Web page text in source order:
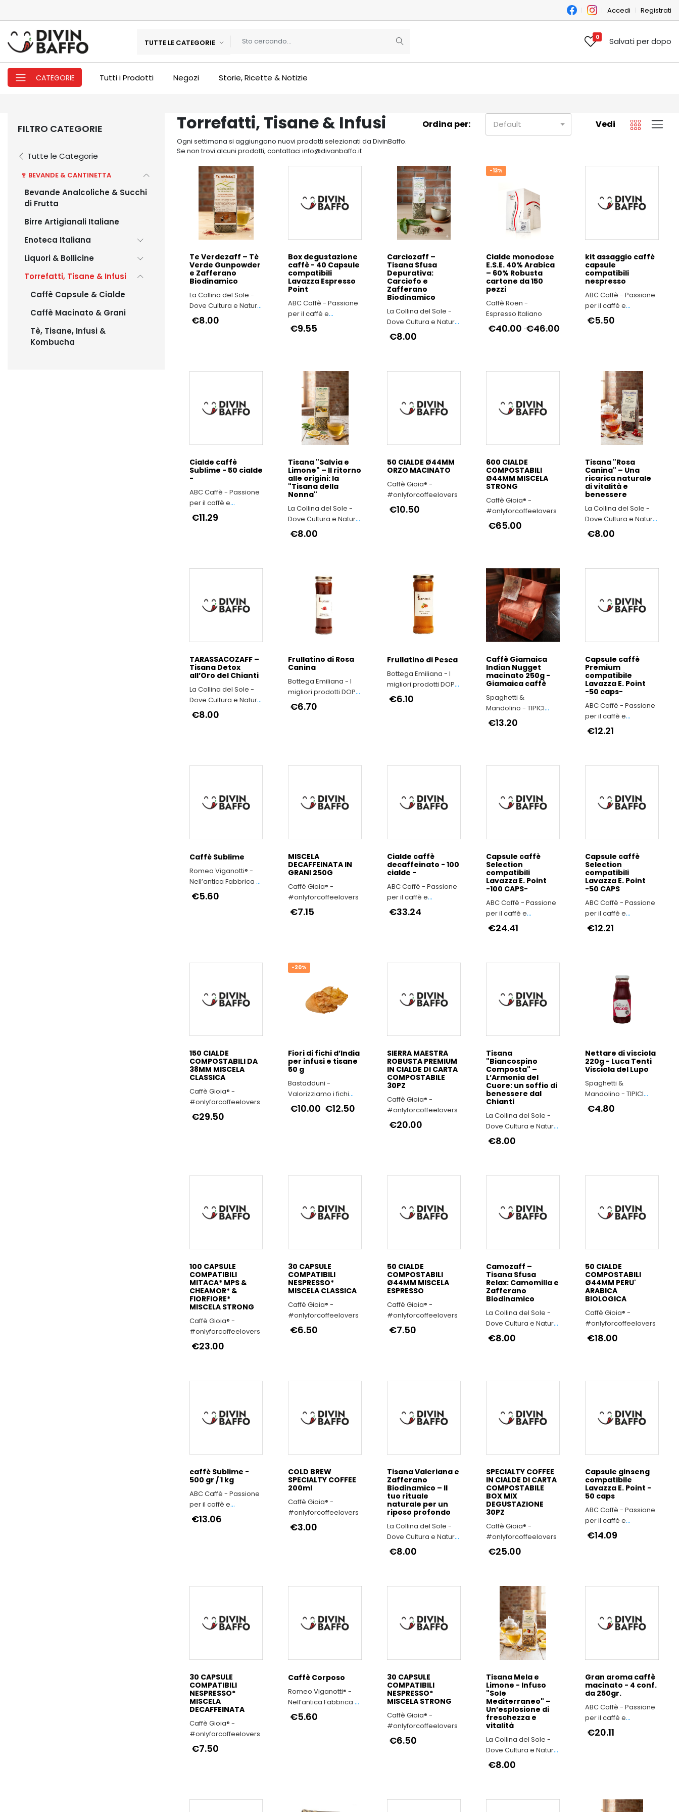
Accedi Registrati
TUTTE LE CATEGORIE
0 Salvati per dopo
CATEGORIE Tutti i Prodotti Negozi Storie, Ricette & Notizie
FILTRO CATEGORIE
Tutte le Categorie
🍷 BEVANDE & CANTINETTA
Bevande Analcoliche & Succhi
di Frutta
Birre Artigianali Italiane
Enoteca Italiana
Liquori & Bollicine
Torrefatti, Tisane & Infusi
Caffè Capsule & Cialde
Caffè Macinato & Grani
Tè, Tisane, Infusi &
Kombucha
Torrefatti, Tisane & Infusi
Ogni settimana si aggiungono nuovi prodotti selezionati da DivinBaffo.
Se non trovi alcuni prodotti, contattaci info@divanbaffo.it
Ordina per: Default Vedi
Te Verdezaff – Tè
Verde Gunpowder
e Zafferano
Biodinamico
La Collina del Sole -
Dove Cultura e Natura
si fondono
€8.00
Box degustazione
caffè - 40 Capsule
compatibili
Lavazza Espresso
Point
ABC Caffè - Passione
per il caffè e
dedizione alla qualità
€9.55
Carciozaff –
Tisana Sfusa
Depurativa:
Carciofo e
Zafferano
Biodinamico
La Collina del Sole -
Dove Cultura e Natura
si fondono
€8.00
-13%
Cialde monodose
E.S.E. 40% Arabica
– 60% Robusta
cartone da 150
pezzi
Caffè Roen -
Espresso Italiano
€46.00
€40.00
kit assaggio caffè
capsule
compatibili
nespresso
ABC Caffè - Passione
per il caffè e
dedizione alla qualità
€5.50
Cialde caffè
Sublime - 50 cialde
-
ABC Caffè - Passione
per il caffè e
dedizione alla qualità
€11.29
Tisana "Salvia e
Limone" – Il ritorno
alle origini: la
"Tisana della
Nonna"
La Collina del Sole -
Dove Cultura e Natura
si fondono
€8.00
50 CIALDE Ø44MM
ORZO MACINATO
Caffè Gioia® -
#onlyforcoffeelovers
€10.50
600 CIALDE
COMPOSTABILI
Ø44MM MISCELA
STRONG
Caffè Gioia® -
#onlyforcoffeelovers
€65.00
Tisana "Rosa
Canina" – Una
ricarica naturale
di vitalità e
benessere
La Collina del Sole -
Dove Cultura e Natura
si fondono
€8.00
TARASSACOZAFF –
Tisana Detox
all’Oro del Chianti
La Collina del Sole -
Dove Cultura e Natura
si fondono
€8.00
Frullatino di Rosa
Canina
Bottega Emiliana - I
migliori prodotti DOP
e IGP dell'Emilia-
Romagna
€6.70
Frullatino di Pesca
Bottega Emiliana - I
migliori prodotti DOP
e IGP dell'Emilia-
Romagna
€6.10
Caffè Giamaica
Indian Nugget
macinato 250g -
Giamaica caffè
Spaghetti &
Mandolino - TIPICI
ITALIANI
€13.20
Capsule caffè
Premium
compatibile
Lavazza E. Point
-50 caps-
ABC Caffè - Passione
per il caffè e
dedizione alla qualità
€12.21
Caffè Sublime
Romeo Viganotti® -
Nell’antica Fabbrica di
Cioccolato Romeo
Viganotti il tempo si è
€5.60
MISCELA
DECAFFEINATA IN
GRANI 250G
Caffè Gioia® -
#onlyforcoffeelovers
€7.15
Cialde caffè
decaffeinato - 100
cialde -
ABC Caffè - Passione
per il caffè e
dedizione alla qualità
€33.24
Capsule caffè
Selection
compatibili
Lavazza E. Point
-100 CAPS-
ABC Caffè - Passione
per il caffè e
dedizione alla qualità
€24.41
Capsule caffè
Selection
compatibili
Lavazza E. Point
-50 CAPS
ABC Caffè - Passione
per il caffè e
dedizione alla qualità
€12.21
150 CIALDE
COMPOSTABILI DA
38MM MISCELA
CLASSICA
Caffè Gioia® -
#onlyforcoffeelovers
€29.50
-20%
Fiori di fichi d’India
per infusi e tisane
50 g
Bastadduni -
Valorizziamo i fichi
d’India di Sicilia€12.50
€10.00
SIERRA MAESTRA
ROBUSTA PREMIUM
IN CIALDE DI CARTA
COMPOSTABILE
30PZ
Caffè Gioia® -
#onlyforcoffeelovers
€20.00
Tisana
"Biancospino
Composta" –
L’Armonia del
Cuore: un soffio di
benessere dal
Chianti
La Collina del Sole -
Dove Cultura e Natura
si fondono
€8.00
Nettare di visciola
220g - Luca Tenti
Visciola del Lupo
Spaghetti &
Mandolino - TIPICI
ITALIANI
€4.80
100 CAPSULE
COMPATIBILI
MITACA* MPS &
CHEAMOR* &
FIORFIORE*
MISCELA STRONG
Caffè Gioia® -
#onlyforcoffeelovers
€23.00
30 CAPSULE
COMPATIBILI
NESPRESSO*
MISCELA CLASSICA
Caffè Gioia® -
#onlyforcoffeelovers
€6.50
50 CIALDE
COMPOSTABILI
Ø44MM MISCELA
ESPRESSO
Caffè Gioia® -
#onlyforcoffeelovers
€7.50
Camozaff –
Tisana Sfusa
Relax: Camomilla e
Zafferano
Biodinamico
La Collina del Sole -
Dove Cultura e Natura
si fondono
€8.00
50 CIALDE
COMPOSTABILI
Ø44MM PERU'
ARABICA
BIOLOGICA
Caffè Gioia® -
#onlyforcoffeelovers
€18.00
caffè Sublime -
500 gr / 1 kg
ABC Caffè - Passione
per il caffè e
dedizione alla qualità
€13.06
COLD BREW
SPECIALTY COFFEE
200ml
Caffè Gioia® -
#onlyforcoffeelovers
€3.00
Tisana Valeriana e
Zafferano
Biodinamico – Il
tuo rituale
naturale per un
riposo profondo
La Collina del Sole -
Dove Cultura e Natura
si fondono
€8.00
SPECIALTY COFFEE
IN CIALDE DI CARTA
COMPOSTABILE
BOX MIX
DEGUSTAZIONE
30PZ
Caffè Gioia® -
#onlyforcoffeelovers
€25.00
Capsule ginseng
compatibile
Lavazza E. Point -
50 caps
ABC Caffè - Passione
per il caffè e
dedizione alla qualità
€14.09
30 CAPSULE
COMPATIBILI
NESPRESSO*
MISCELA
DECAFFEINATA
Caffè Gioia® -
#onlyforcoffeelovers
€7.50
Caffè Corposo
Romeo Viganotti® -
Nell’antica Fabbrica di
Cioccolato Romeo
Viganotti il tempo si è
€5.60
30 CAPSULE
COMPATIBILI
NESPRESSO*
MISCELA STRONG
Caffè Gioia® -
#onlyforcoffeelovers
€6.50
Tisana Mela e
Limone - Infuso
"Sole
Mediterraneo" –
Un’esplosione di
freschezza e
vitalità
La Collina del Sole -
Dove Cultura e Natura
si fondono
€8.00
Gran aroma caffè
macinato - 4 conf.
da 250gr.
ABC Caffè - Passione
per il caffè e
dedizione alla qualità
€20.11